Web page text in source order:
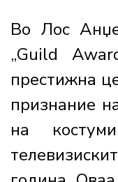
Во Лос
„Guild
престижна
признание
на